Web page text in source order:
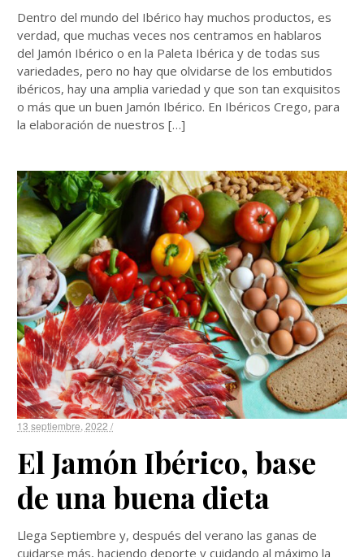
Dentro del mundo del Ibérico hay muchos productos, es
verdad, que muchas veces nos centramos en hablaros
del Jamón Ibérico o en la Paleta Ibérica y de todas sus
variedades, pero no hay que olvidarse de los embutidos
ibéricos, hay una amplia variedad y que son tan exquisitos
o más que un buen Jamón Ibérico. En Ibéricos Crego, para
la elaboración de nuestros […]
13 septiembre, 2022 /
El Jamón Ibérico, base
de una buena dieta
Llega Septiembre y, después del verano las ganas de
cuidarse más, haciendo deporte y cuidando al máximo la